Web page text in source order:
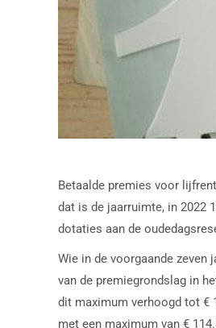
Betaalde premies voor
dat is de jaarruimte, in 2022
dotaties aan de
Wie in de voorgaande zeven
van de premiegrondslag in
dit maximum verhoogd tot €
met een maximum van €